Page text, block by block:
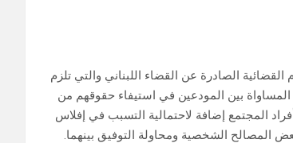
الصادرة عن القضاء اللبناني والتي تلزم
المساواة بين المودعين في استيفاء حقوقهم من
المجتمع إضافة لاحتمالية التسبب في إفلاس
المصالح الشخصية ومحاولة التوفيق بينهما.